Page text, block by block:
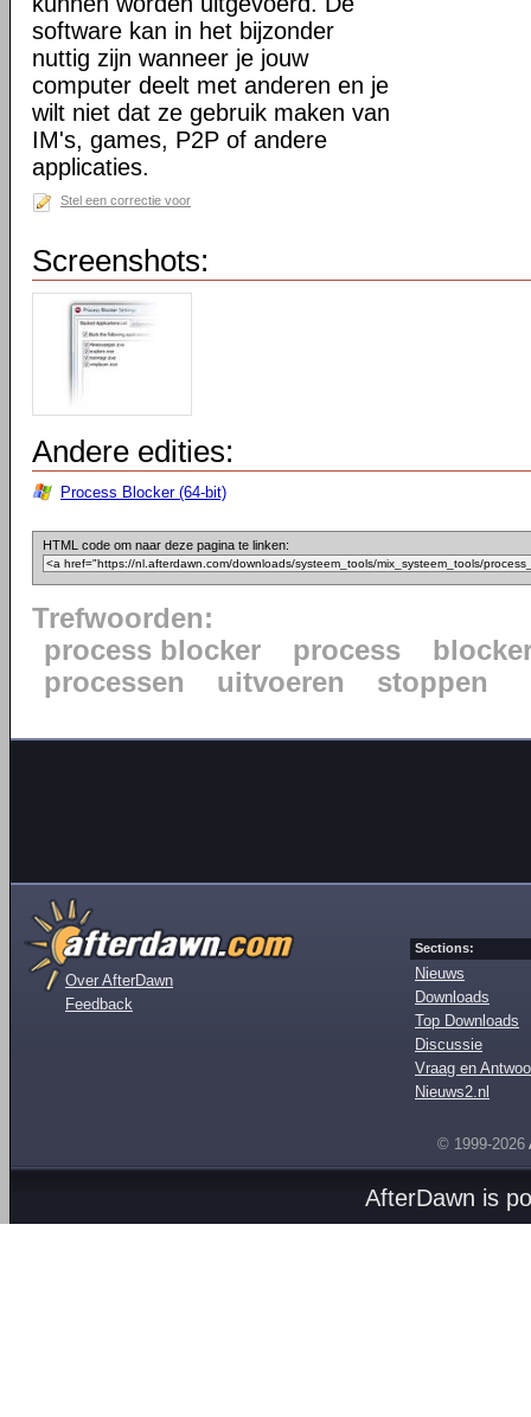
software kan in het bijzonder
nuttig zijn wanneer je jouw
computer deelt met anderen en je
wilt niet dat ze gebruik maken van
IM's, games, P2P of andere
applicaties.
Stel een correctie voor
Screenshots:
Andere edities:
Process Blocker (64-bit)
HTML code om naar deze pagina te linken:
Trefwoorden:
process blocker
process
processen
uitvoeren stoppen
Over AfterDawn
Feedback
Sections:
Nieuws
Downloads
Top Downloads
Discussie
Vraag en
Nieuws2.nl
© 1999-2026
AfterDawn is